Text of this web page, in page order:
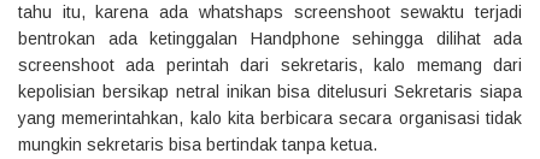
tahu itu, karena ada whatshaps screenshoot sewaktu terjadi
bentrokan ada ketinggalan Handphone sehingga dilihat ada
screenshoot ada perintah dari sekretaris, kalo memang dari
kepolisian bersikap netral inikan bisa ditelusuri Sekretaris siapa
yang memerintahkan, kalo kita berbicara secara organisasi tidak
mungkin sekretaris bisa bertindak tanpa ketua.